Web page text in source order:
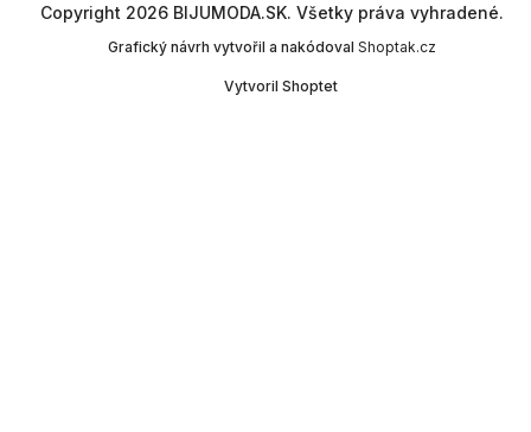
Vytvoril Shoptet
Copyright 2026 BIJUMODA.SK. Všetky práva vyhradené.
Grafický návrh vytvořil a nakódoval Shoptak.cz